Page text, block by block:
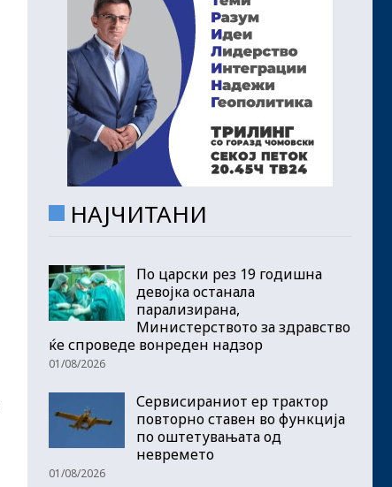
НАЈЧИТАНИ
По царски рез 19 годишна
девојка останала
парализирана,
Министерството за здравство
ќе спроведе вонреден надзор
01/08/2026
Сервисираниот ер трактор
повторно ставен во функција
по оштетувањата од
невремето
01/08/2026